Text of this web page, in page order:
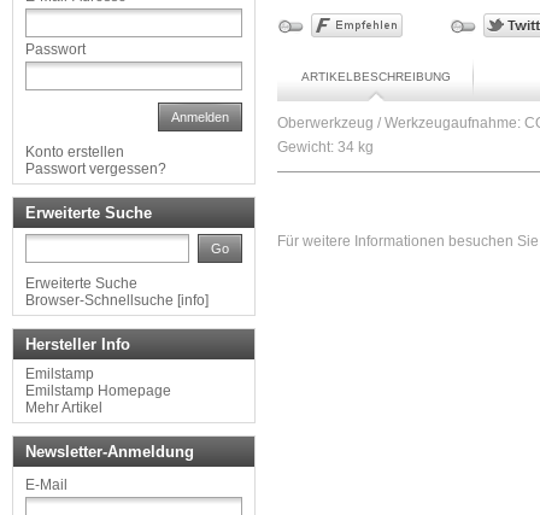
ARTIKELBESCHREIBUNG
Oberwerkzeug / Werkzeugaufnahme:
Gewicht: 34 kg
Für weitere Informationen besuchen
Passwort
Anmelden
Konto erstellen
Passwort vergessen?
Erweiterte Suche
Go
Erweiterte Suche
Browser-Schnellsuche [info]
Hersteller Info
Emilstamp
Emilstamp Homepage
Mehr Artikel
Newsletter-Anmeldung
E-Mail